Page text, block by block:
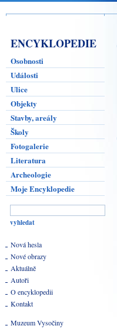
ENCYKLOPEDIE
Osobnosti
Události
Ulice
Objekty
Stavby, areály
Školy
Fotogalerie
Literatura
Archeologie
Moje Encyklopedie
Nová hesla
Nové obrazy
Aktuálně
Autoři
O encyklopedii
Kontakt
Muzeum Vysočiny